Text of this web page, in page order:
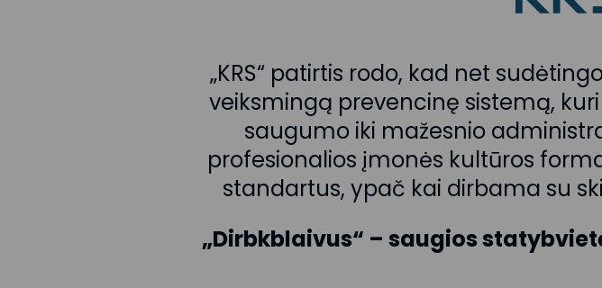
„KRS“ patirtis rodo, kad net
veiksmingą prevencinę sistemą,
saugumo iki mažesnio
profesionalios įmonės kultūros
standartus, ypač kai dirbama su
„Dirbkblaivus“ – saugios